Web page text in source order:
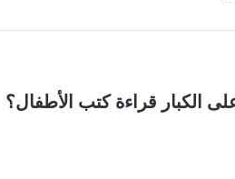
الكبار قراءة كتب الأطفال؟